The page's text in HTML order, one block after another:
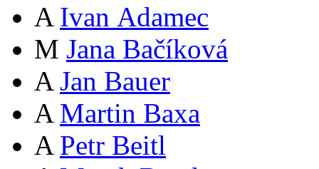
A Ivan Adamec
M Jana Bačíková
A Jan Bauer
A Martin Baxa
A Petr Beitl